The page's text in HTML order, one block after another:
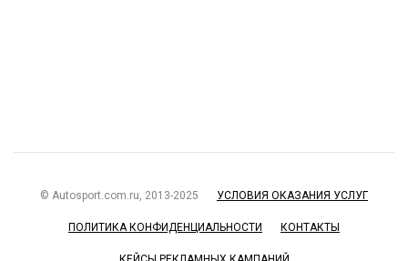
© Autosport.com.ru, 2013-2025 УСЛОВИЯ ОКАЗАНИЯ УСЛУГ
ПОЛИТИКА КОНФИДЕНЦИАЛЬНОСТИ КОНТАКТЫ